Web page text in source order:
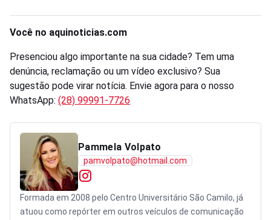
Você no aquinoticias.com
Presenciou algo importante na sua cidade? Tem uma
denúncia, reclamação ou um vídeo exclusivo? Sua
sugestão pode virar notícia. Envie agora para o nosso
WhatsApp: (28) 99991-7726
Pammela Volpato
pamvolpato@hotmail.com
Formada em 2008 pelo Centro Universitário São Camilo, já
atuou como repórter em outros veículos de comunicação